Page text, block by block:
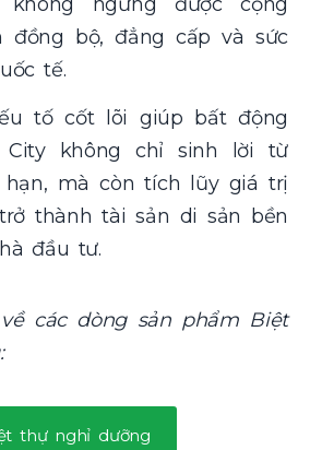
đồng bộ, đẳng cấp và sức
tế.
tố cốt lõi giúp bất động
City không chỉ sinh lời từ
hạn, mà còn tích lũy giá trị
thành tài sản di sản bền
đầu tư.
các dòng sản phẩm Biệt
thự nghỉ dưỡng